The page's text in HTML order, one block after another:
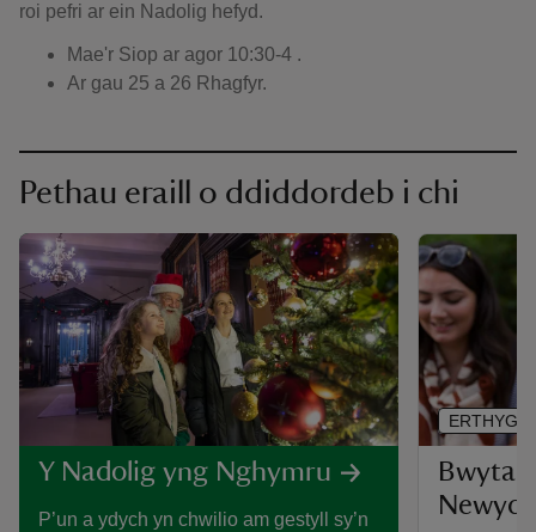
roi pefri ar ein Nadolig hefyd.
Mae'r Siop ar agor 10:30-4 .
Ar gau 25 a 26 Rhagfyr.
Pethau eraill o ddiddordeb i chi
Y Nadolig yng Nghymru
P’un a ydych yn chwilio am gestyll sy’n
Bwyta
ERTHYGL